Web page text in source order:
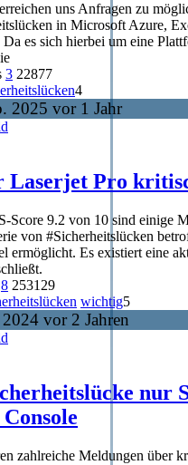
uns Anfragen zu
in Microsoft Azure,
es sich hierbei um eine
3 22877
4
2025 vor 1 Jahr
Laserjet Pro
Score 9.2 von 10 sind einige
von #Sicherheitslücken
ermöglicht. Es existiert eine
8 253129
wichtig5
vor 2 Jahren
nur
zahlreiche Meldungen über